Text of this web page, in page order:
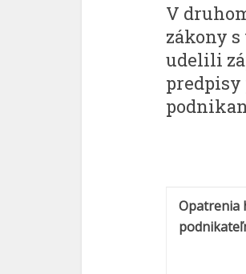
V
zákony
udelili
Opatrenia